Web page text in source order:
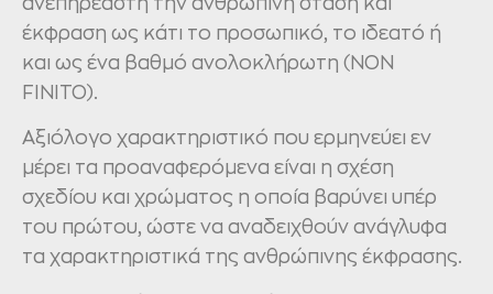
ανεπηρέαστη την ανθρώπινη στάση και
έκφραση ως κάτι το προσωπικό, το ιδεατό ή
και ως ένα βαθμό ανολοκλήρωτη (ΝΟΝ
FΙΝΙΤΟ).
Αξιόλογο χαρακτηριστικό που ερμηνεύει εν
μέρει τα προαναφερόμενα είναι η σχέση
σχεδίου και χρώματος η οποία βαρύνει υπέρ
του πρώτου, ώστε να αναδειχθούν ανάγλυφα
τα χαρακτηριστικά της ανθρώπινης έκφρασης.